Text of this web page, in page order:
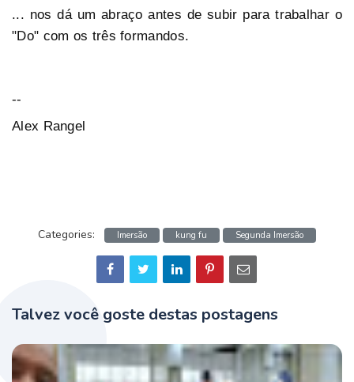
... nos dá um abraço antes de subir para trabalhar o
"Do" com os três formandos.
--
Alex Rangel
Categories: Imersão kung fu Segunda Imersão
Talvez você goste destas postagens